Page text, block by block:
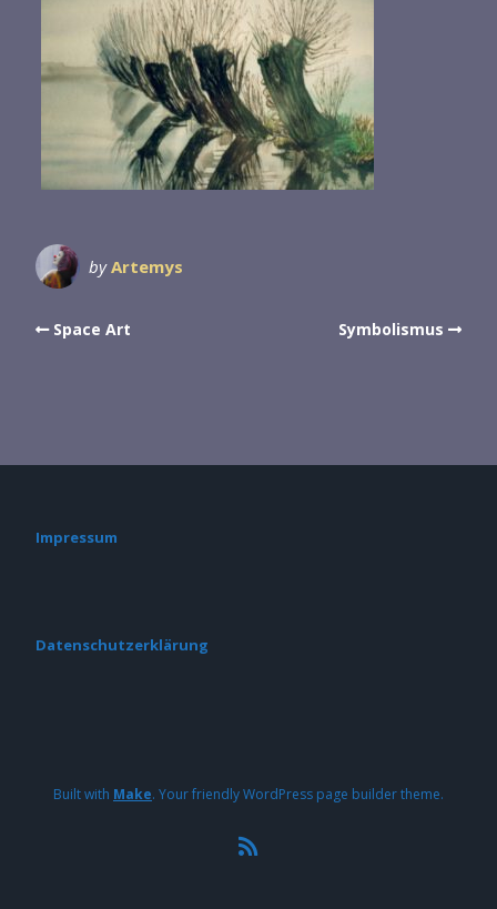
byArtemys
Space Art Symbolismus
Impressum
Datenschutzerklärung
Built with Make. Your friendly WordPress page builder theme.